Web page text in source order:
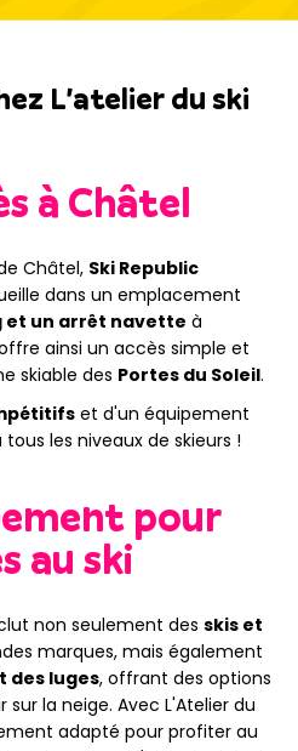
L'atelier du ski
à Châtel
Châtel, Ski Republic
dans un emplacement
et un arrêt navette à
ainsi un accès simple et
skiable des Portes du Soleil.
et d'un équipement
les niveaux de skieurs !
pour
au ski
non seulement des skis et
marques, mais également
des luges, offrant des options
la neige. Avec L'Atelier du
adapté pour profiter au